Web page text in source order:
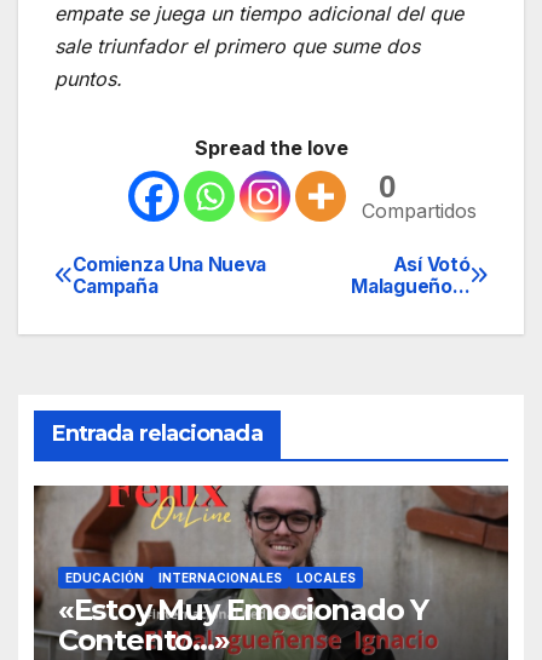
empate se juega un tiempo adicional del que
sale triunfador el primero que sume dos
puntos.
Spread the love
0
Compartidos
Navegación
de
Así Votó
Malagueño…
Comienza Una Nueva
Campaña
Entrada relacionada
EDUCACIÓN INTERNACIONALES LOCALES
«Estoy Muy Emocionado Y
Contento…»